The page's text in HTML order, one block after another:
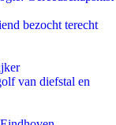
bezocht terecht
van diefstal en